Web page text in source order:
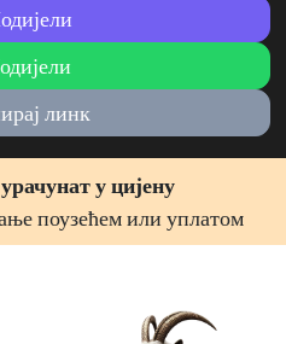
линк
у цијену
или уплатом